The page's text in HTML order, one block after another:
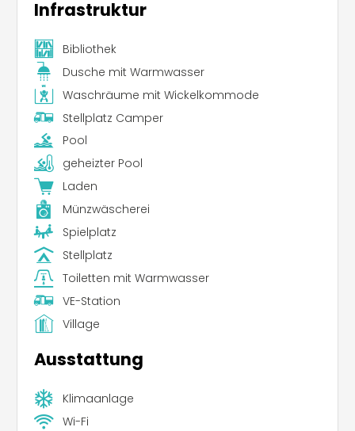
Infrastruktur
Bibliothek
Dusche mit Warmwasser
Waschräume mit Wickelkommode
Stellplatz Camper
Pool
geheizter Pool
Laden
Münzwäscherei
Spielplatz
Stellplatz
Toiletten mit Warmwasser
VE-Station
Village
Ausstattung
Klimaanlage
Wi-Fi